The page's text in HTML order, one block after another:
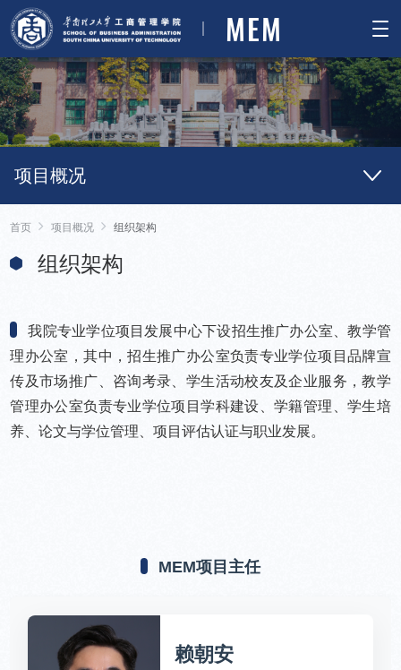
MEM
项目概况
首页 项目概况 组织架构
组织架构
我院专业学位项目发展中心下设招生推广办公室、教学管
理办公室，其中，招生推广办公室负责专业学位项目品牌宣
传及市场推广、咨询考录、学生活动校友及企业服务，教学
管理办公室负责专业学位项目学科建设、学籍管理、学生培
养、论文与学位管理、项目评估认证与职业发展。
MEM项目主任
赖朝安